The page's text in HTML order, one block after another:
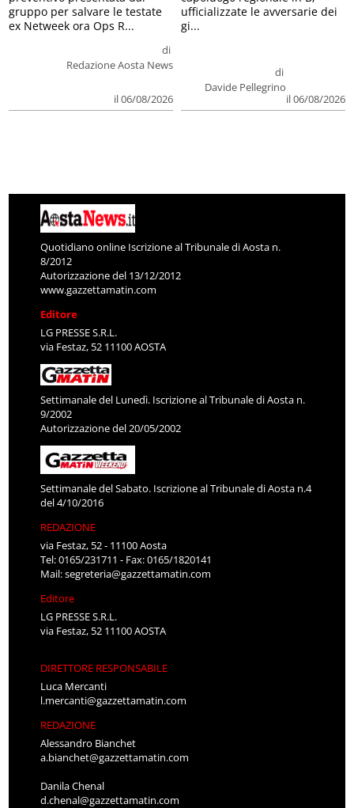
di
Redazione Aosta News
il 06/08/2026
gruppo per salvare le testate
ex Netweek ora Ops R...
di
Davide Pellegrino
il 06/08/2026
ufficializzate le avversarie dei
gi...
Quotidiano online Iscrizione al Tribunale di Aosta n.
8/2012
Autorizzazione del 13/12/2012
www.gazzettamatin.com
Editore
LG PRESSE S.R.L.
via Festaz, 52 11100 AOSTA
Settimanale del Lunedì. Iscrizione al Tribunale di Aosta n.
9/2002
Autorizzazione del 20/05/2002
Settimanale del Sabato. Iscrizione al Tribunale di Aosta n.4
del 4/10/2016
REDAZIONE
via Festaz, 52 - 11100 Aosta
Tel: 0165/231711 - Fax: 0165/1820141
Mail:segreteria@gazzettamatin.com
Editore
LG PRESSE S.R.L.
via Festaz, 52 11100 AOSTA
DIRETTORE RESPONSABILE
Luca Mercanti
l.mercanti@gazzettamatin.com
REDAZIONE
Alessandro Bianchet
a.bianchet@gazzettamatin.com
Danila Chenal
d.chenal@gazzettamatin.com